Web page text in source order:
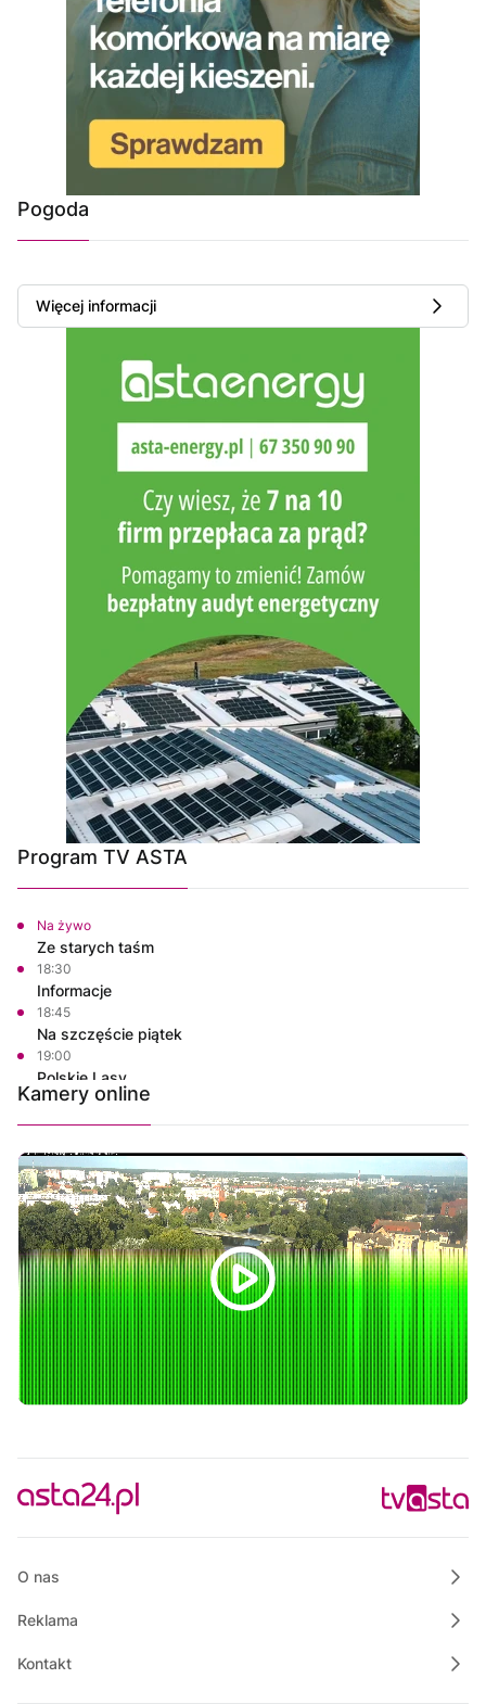
Pogoda
Więcej informacji
Program TV ASTA
Na żywo
Ze starych taśm
18:30
Informacje
18:45
Na szczęście piątek
19:00
Polskie Lasy
19:50
Własnymi ścieżkami
Informacje
20:15
Na szczęście piątek
20:30
Ze starych taśm
21:30
Informacje
21:45
Rozmowa dnia
22:00
Polskie Lasy
22:50
23:15
Rozmowa dnia
Kamery online
O nas
Reklama
Kontakt